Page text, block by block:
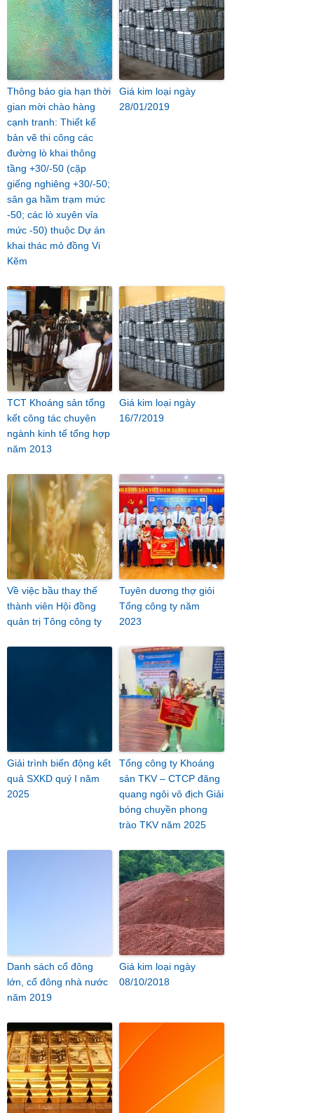
Thông báo gia hạn thời
gian mời chào hàng
cạnh tranh: Thiết kế
bản vẽ thi công các
đường lò khai thông
tầng +30/-50 (cặp
giếng nghiêng +30/-50;
sân ga hầm trạm mức
-50; các lò xuyên vỉa
mức -50) thuộc Dự án
khai thác mỏ đồng Vi
Kẽm
Giá kim loại ngày
28/01/2019
TCT Khoáng sản tổng
kết công tác chuyên
ngành kinh tế tổng hợp
năm 2013
Giá kim loại ngày
16/7/2019
Về việc bầu thay thế
thành viên Hội đồng
quản trị Tông công ty
Tuyên dương thợ giỏi
Tổng công ty năm
2023
Giải trình biến động kết
quả SXKD quý I năm
2025
Tổng công ty Khoáng
sản TKV – CTCP đăng
quang ngôi vô địch Giải
bóng chuyền phong
trào TKV năm 2025
Danh sách cổ đông
lớn, cổ đông nhà nước
năm 2019
Giá kim loại ngày
08/10/2018